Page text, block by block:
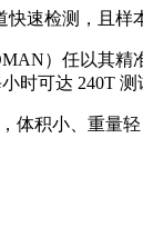
速检测，且样
）任以其
时可达 240T
积小、重量